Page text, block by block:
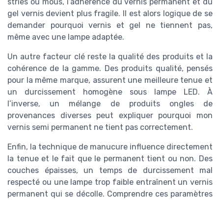
gel vernis devient plus fragile. Il est alors logique de se
demander pourquoi vernis et gel ne tiennent pas,
même avec une lampe adaptée.
Un autre facteur clé reste la qualité des produits et la
cohérence de la gamme. Des produits qualité, pensés
pour la même marque, assurent une meilleure tenue et
un durcissement homogène sous lampe LED. À
l’inverse, un mélange de produits ongles de
provenances diverses peut expliquer pourquoi mon
vernis semi permanent ne tient pas correctement.
Enfin, la technique de manucure influence directement
la tenue et le fait que le permanent tient ou non. Des
couches épaisses, un temps de durcissement mal
respecté ou une lampe trop faible entraînent un vernis
permanent qui se décolle. Comprendre ces paramètres